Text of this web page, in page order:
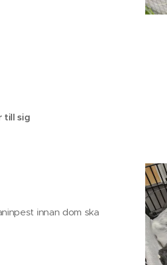
sig😊
innan dom ska